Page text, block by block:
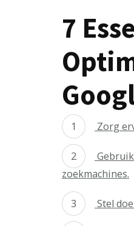
7
Zorg
zoekmachines.
Stel